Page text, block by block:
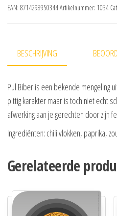
EAN: 8714298950344Artikelnummer: 1034
BESCHRIJVING
Pul Biber is een bekende mengeling
pittig karakter maar is toch niet echt
afwerking aan je gerechten door zijn
Ingrediënten: chili vlokken, paprika,
Gerelateerde